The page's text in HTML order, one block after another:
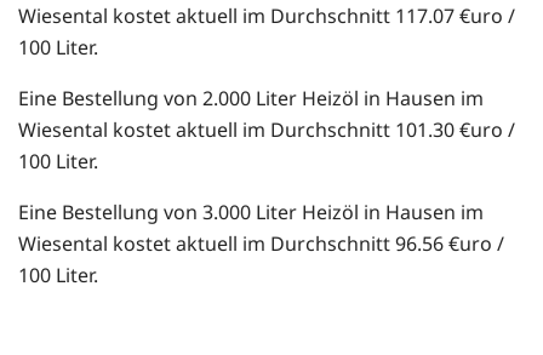
Wiesental kostet aktuell im Durchschnitt 117.07 €uro /
100 Liter.
Eine Bestellung von 2.000 Liter Heizöl in Hausen im
Wiesental kostet aktuell im Durchschnitt 101.30 €uro /
100 Liter.
Eine Bestellung von 3.000 Liter Heizöl in Hausen im
Wiesental kostet aktuell im Durchschnitt 96.56 €uro /
100 Liter.